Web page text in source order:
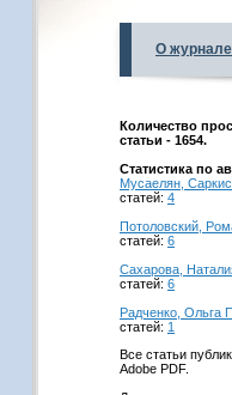
О журнале
Количество
статьи - 1654.
Статистика по
Мусаелян,
статей: 4
Потоловский,
статей: 6
Сахарова,
статей: 6
Радченко, Ольга
статей: 1
Все статьи
Adobe PDF.